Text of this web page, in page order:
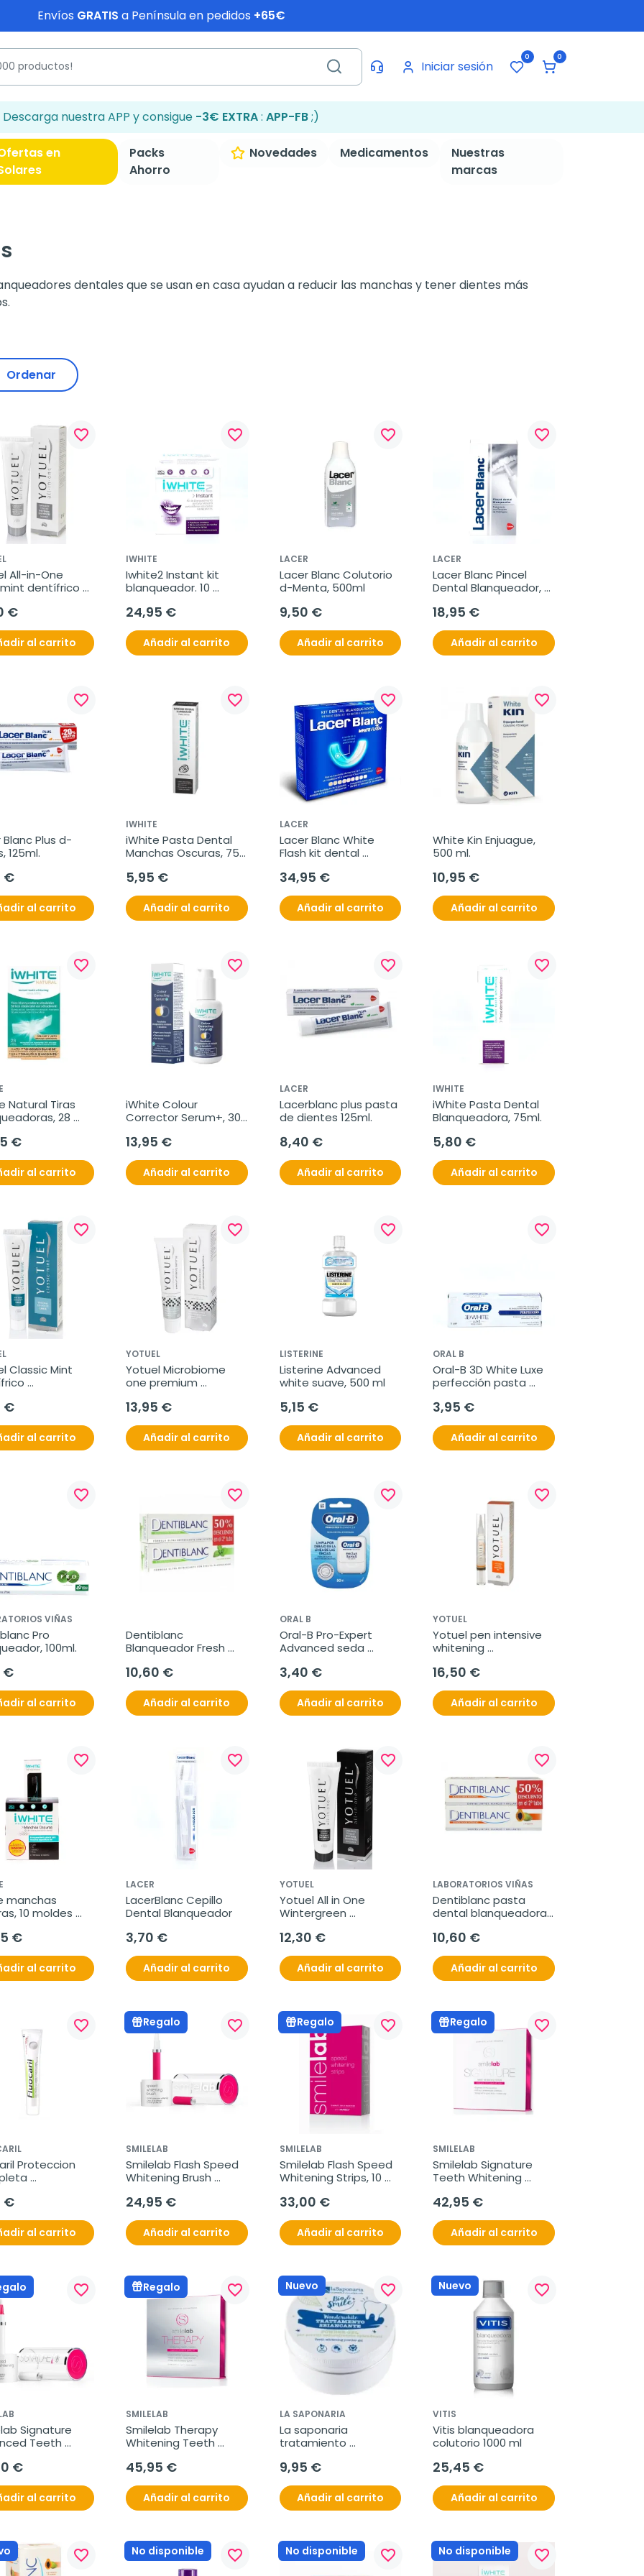
Envíos GRATIS a Península en pedidos +65€
Iniciar sesión
0 0
Descarga nuestra APP y consigue -3€ EXTRA: APP-FB;)
en
Packs
Ahorro
Novedades Medicamentos
Nuestras
marcas
dentales que se usan en casa ayudan a reducir las manchas y tener dientes más
Ordenar
favorite_border
All-in-One
dentífrico
€
al carrito
favorite_border
IWHITE
Iwhite2 Instant kit
blanqueador. 10
24,95 €
Añadir al carrito
favorite_border
LACER
Lacer Blanc Colutorio
d-Menta, 500ml
9,50 €
Añadir al carrito
favorite_border
LACER
Lacer Blanc Pincel
Dental Blanqueador,
18,95 €
Añadir al carrito
favorite_border
Blanc Plus d-
125ml.
€
al carrito
favorite_border
IWHITE
iWhite Pasta Dental
Manchas Oscuras, 75
5,95 €
Añadir al carrito
favorite_border
LACER
Lacer Blanc White
Flash kit dental
34,95 €
Añadir al carrito
favorite_border
White Kin Enjuague,
500 ml.
10,95 €
Añadir al carrito
favorite_border
Natural Tiras
28
€
al carrito
favorite_border
iWhite Colour
Corrector Serum+, 30
13,95 €
Añadir al carrito
favorite_border
LACER
Lacerblanc plus pasta
de dientes 125ml.
8,40 €
Añadir al carrito
favorite_border
IWHITE
iWhite Pasta Dental
Blanqueadora, 75ml.
5,80 €
Añadir al carrito
favorite_border
Classic Mint
50 ml
€
al carrito
favorite_border
YOTUEL
Yotuel Microbiome
one premium
blanqueador, 100 g
13,95 €
Añadir al carrito
favorite_border
LISTERINE
Listerine Advanced
white suave, 500 ml
5,15 €
Añadir al carrito
favorite_border
ORAL B
Oral-B 3D White Luxe
perfección pasta
3,95 €
Añadir al carrito
favorite_border
VIÑAS
Pro
100ml.
€
al carrito
favorite_border
Dentiblanc
Blanqueador Fresh
10,60 €
Añadir al carrito
favorite_border
ORAL B
Oral-B Pro-Expert
Advanced seda
3,40 €
Añadir al carrito
favorite_border
YOTUEL
Yotuel pen intensive
whitening
16,50 €
Añadir al carrito
favorite_border
manchas
10 moldes
€
al carrito
favorite_border
LACER
LacerBlanc Cepillo
Dental Blanqueador
3,70 €
Añadir al carrito
favorite_border
YOTUEL
Yotuel All in One
Wintergreen
dentífrico, 75 ml
12,30 €
Añadir al carrito
favorite_border
LABORATORIOS VIÑAS
Dentiblanc pasta
dental blanqueadora,
10,60 €
Añadir al carrito
favorite_border
Proteccion
€
al carrito
Regalo favorite_border
SMILELAB
Smilelab Flash Speed
Whitening Brush
24,95 €
Añadir al carrito
Regalo favorite_border
SMILELAB
Smilelab Flash Speed
Whitening Strips, 10
33,00 €
Añadir al carrito
Regalo favorite_border
SMILELAB
Smilelab Signature
Teeth Whitening
blanqueadoras
42,95 €
Añadir al carrito
favorite_border
Signature
Teeth
blanqueador
€
al carrito
Regalo favorite_border
SMILELAB
Smilelab Therapy
Whitening Teeth
blanqueadoras
45,95 €
Añadir al carrito
Nuevo favorite_border
LA SAPONARIA
La saponaria
tratamiento
9,95 €
Añadir al carrito
Nuevo favorite_border
VITIS
Vitis blanqueadora
colutorio 1000 ml
25,45 €
Añadir al carrito
favorite_border No disponible favorite_border No disponible favorite_border No disponible favorite_border